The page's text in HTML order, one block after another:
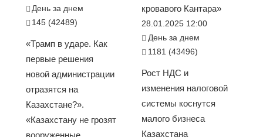
День за днем
145 (42489)
«Трамп в ударе. Как
первые решения
новой администрации
отразятся на
Казахстане?».
«Казахстану не грозят
вооруженные
кровавого Кантара»
28.01.2025 12:00
День за днем
1181 (43496)
Рост НДС и
изменения налоговой
системы коснутся
малого бизнеса
Казахстана